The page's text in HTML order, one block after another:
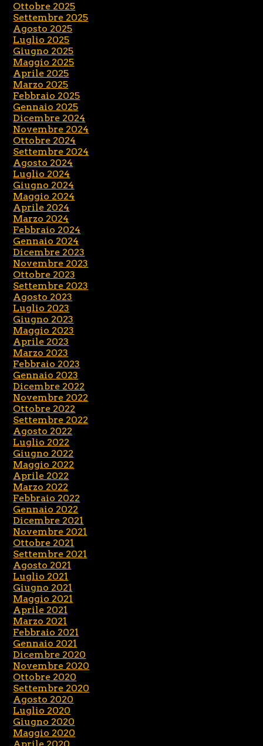
Ottobre 2025
Settembre 2025
Agosto 2025
Luglio 2025
Giugno 2025
Maggio 2025
Aprile 2025
Marzo 2025
Febbraio 2025
Gennaio 2025
Dicembre 2024
Novembre 2024
Ottobre 2024
Settembre 2024
Agosto 2024
Luglio 2024
Giugno 2024
Maggio 2024
Aprile 2024
Marzo 2024
Febbraio 2024
Gennaio 2024
Dicembre 2023
Novembre 2023
Ottobre 2023
Settembre 2023
Agosto 2023
Luglio 2023
Giugno 2023
Maggio 2023
Aprile 2023
Marzo 2023
Febbraio 2023
Gennaio 2023
Dicembre 2022
Novembre 2022
Ottobre 2022
Settembre 2022
Agosto 2022
Luglio 2022
Giugno 2022
Maggio 2022
Aprile 2022
Marzo 2022
Febbraio 2022
Gennaio 2022
Dicembre 2021
Novembre 2021
Ottobre 2021
Settembre 2021
Agosto 2021
Luglio 2021
Giugno 2021
Maggio 2021
Aprile 2021
Marzo 2021
Febbraio 2021
Gennaio 2021
Dicembre 2020
Novembre 2020
Ottobre 2020
Settembre 2020
Agosto 2020
Luglio 2020
Giugno 2020
Maggio 2020